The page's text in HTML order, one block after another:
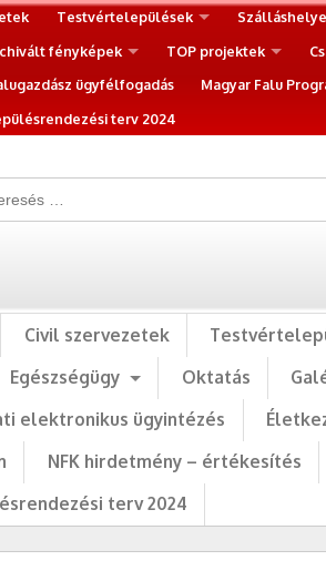
Testvértelepülések
fényképek TOP projektek
ügyfélfogadás Magyar Falu
terv 2024
Civil szervezetek
Egészségügy Oktatás
elektronikus ügyintézés
NFK hirdetmény – értékesítés
terv 2024